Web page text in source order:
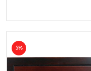
5%